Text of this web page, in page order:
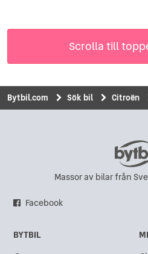
Scrolla till
Bytbil.com Sök bil Citroën
Massor av bilar från
Facebook
BYTBIL